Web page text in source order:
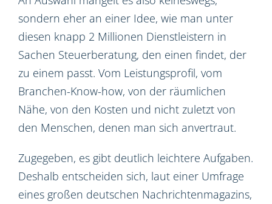
sondern eher an einer Idee, wie man unter
diesen knapp 2 Millionen Dienstleistern in
Sachen Steuerberatung, den einen findet, der
zu einem passt. Vom Leistungsprofil, vom
Branchen-Know-how, von der räumlichen
Nähe, von den Kosten und nicht zuletzt von
den Menschen, denen man sich anvertraut.
Zugegeben, es gibt deutlich leichtere Aufgaben.
Deshalb entscheiden sich, laut einer Umfrage
eines großen deutschen Nachrichtenmagazins,